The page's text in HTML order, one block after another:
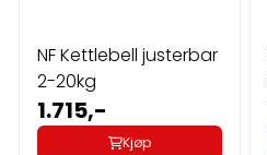
NF Kettlebell justerbar
2-20kg
1.715,-
Kjøp